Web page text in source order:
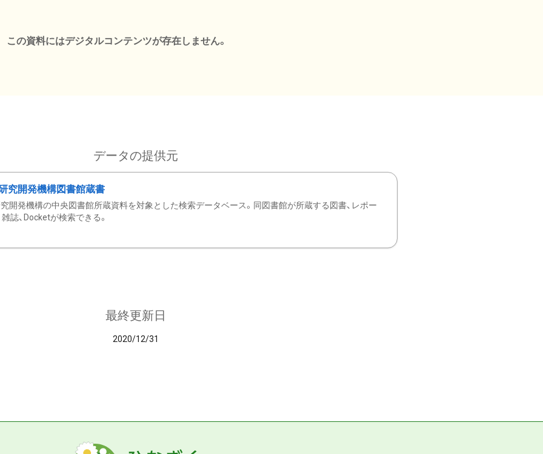
この資料にはデジタルコンテンツが存在しません。
データの提供元
究開発機構図書館蔵書
開発機構の中央図書館所蔵資料を対象とした検索データベース。同図書館が所蔵する図書、レポー
雑誌、Docketが検索できる。
最終更新日
2020/12/31